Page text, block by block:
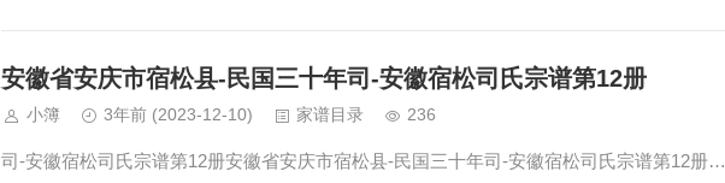
安徽省安庆市宿松县-民国三十年司-安徽宿松司氏宗谱第12册
小簿 3年前 (2023-12-10) 家谱目录 236
司-安徽宿松司氏宗谱第12册安徽省安庆市宿松县-民国三十年司-安徽宿松司氏宗谱第12册…